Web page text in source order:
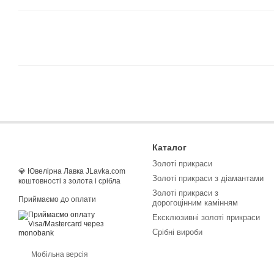
💎 Ювелірна Лавка JLavka.com
коштовності з золота і срібла
Приймаємо до оплати
Мобільна версія
Каталог
Золоті прикраси
Золоті прикраси з діамантами
Золоті прикраси з
дорогоцінним камінням
Ексклюзивні золоті прикраси
Срібні вироби